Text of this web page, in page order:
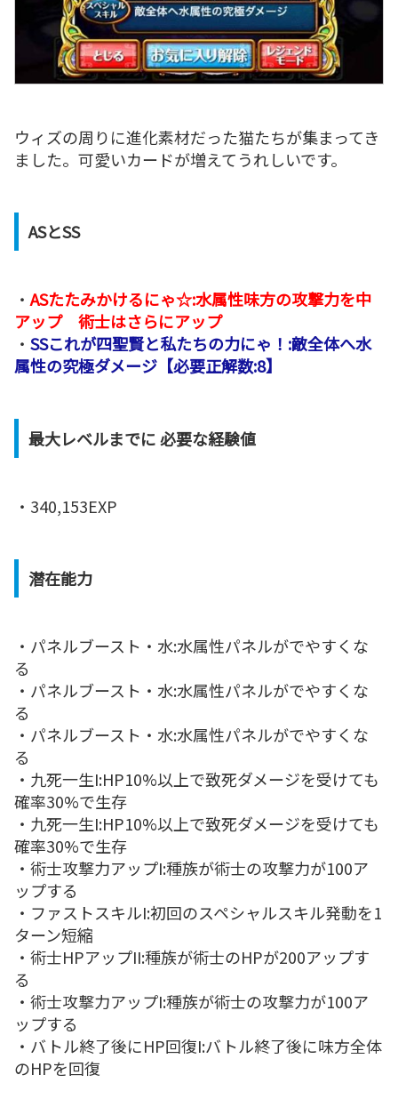
ウィズの周りに進化素材だった猫たちが集まってき
ました。可愛いカードが増えてうれしいです。
ASとSS
・ASたたみかけるにゃ☆:水属性味方の攻撃力を中
アップ 術士はさらにアップ
・ SSこれが四聖賢と私たちの力にゃ！:敵全体へ水
属性の究極ダメージ【必要正解数:8】
最大レベルまでに 必要な経験値
・340,153EXP
潜在能力
・パネルブースト・水:水属性パネルがでやすくな
る
・パネルブースト・水:水属性パネルがでやすくな
る
・パネルブースト・水:水属性パネルがでやすくな
る
・九死一生I:HP10%以上で致死ダメージを受けても
確率30%で生存
・九死一生I:HP10%以上で致死ダメージを受けても
確率30%で生存
・術士攻撃力アップI:種族が術士の攻撃力が100ア
ップする
・ファストスキルI:初回のスペシャルスキル発動を1
ターン短縮
・術士HPアップII:種族が術士のHPが200アップす
る
・術士攻撃力アップI:種族が術士の攻撃力が100ア
ップする
・バトル終了後にHP回復I:バトル終了後に味方全体
のHPを回復